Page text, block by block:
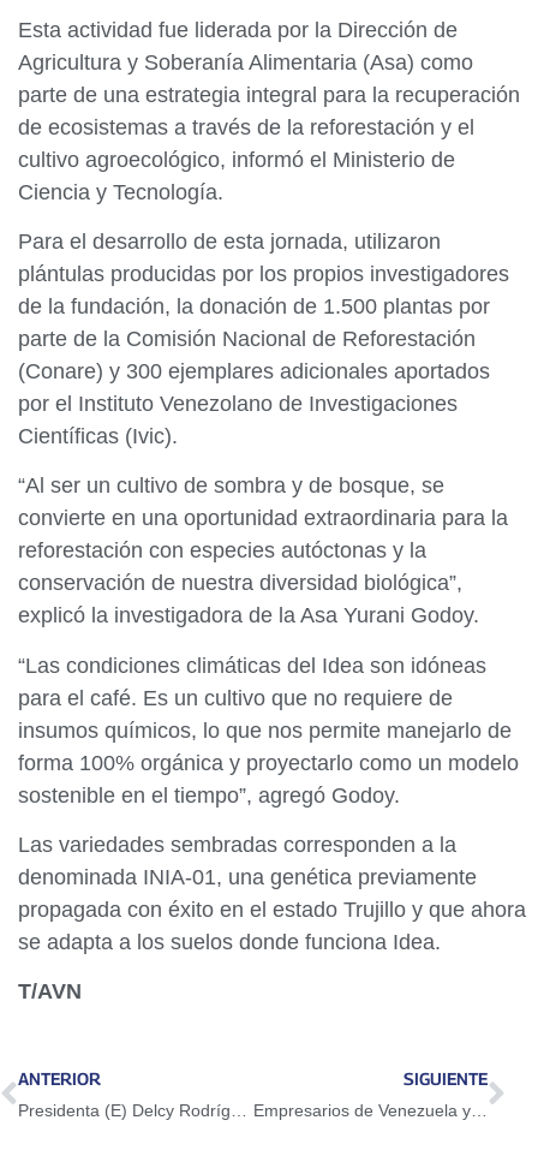
Esta actividad fue liderada por la Dirección de
Agricultura y Soberanía Alimentaria (Asa) como
parte de una estrategia integral para la recuperación
de ecosistemas a través de la reforestación y el
cultivo agroecológico, informó el Ministerio de
Ciencia y Tecnología.
Para el desarrollo de esta jornada, utilizaron
plántulas producidas por los propios investigadores
de la fundación, la donación de 1.500 plantas por
parte de la Comisión Nacional de Reforestación
(Conare) y 300 ejemplares adicionales aportados
por el Instituto Venezolano de Investigaciones
Científicas (Ivic).
“Al ser un cultivo de sombra y de bosque, se
convierte en una oportunidad extraordinaria para la
reforestación con especies autóctonas y la
conservación de nuestra diversidad biológica”,
explicó la investigadora de la Asa Yurani Godoy.
“Las condiciones climáticas del Idea son idóneas
para el café. Es un cultivo que no requiere de
insumos químicos, lo que nos permite manejarlo de
forma 100% orgánica y proyectarlo como un modelo
sostenible en el tiempo”, agregó Godoy.
Las variedades sembradas corresponden a la
denominada INIA-01, una genética previamente
propagada con éxito en el estado Trujillo y que ahora
se adapta a los suelos donde funciona Idea.
T/AVN
ANTERIOR SIGUIENTE
Empresarios de Venezuela y Colombia participan en Misión de Integración Productiva en Caracas